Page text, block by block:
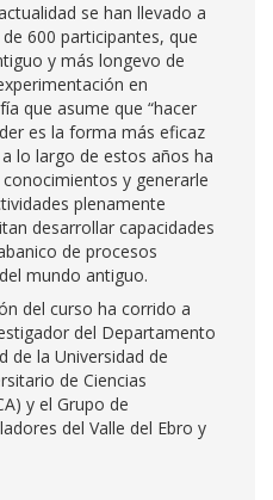
se han llevado a
600 participantes, que
y más longevo de
en
que asume que “hacer
es la forma más eficaz
lo largo de estos años ha
y generarle
plenamente
desarrollar capacidades
de procesos
mundo antiguo.
del curso ha corrido a
del Departamento
de la Universidad de
de Ciencias
y el Grupo de
del Valle del Ebro y